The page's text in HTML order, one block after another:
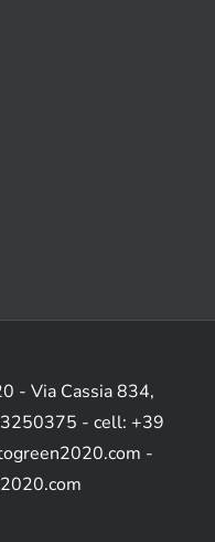
- Via Cassia 834,
- cell: +39
-